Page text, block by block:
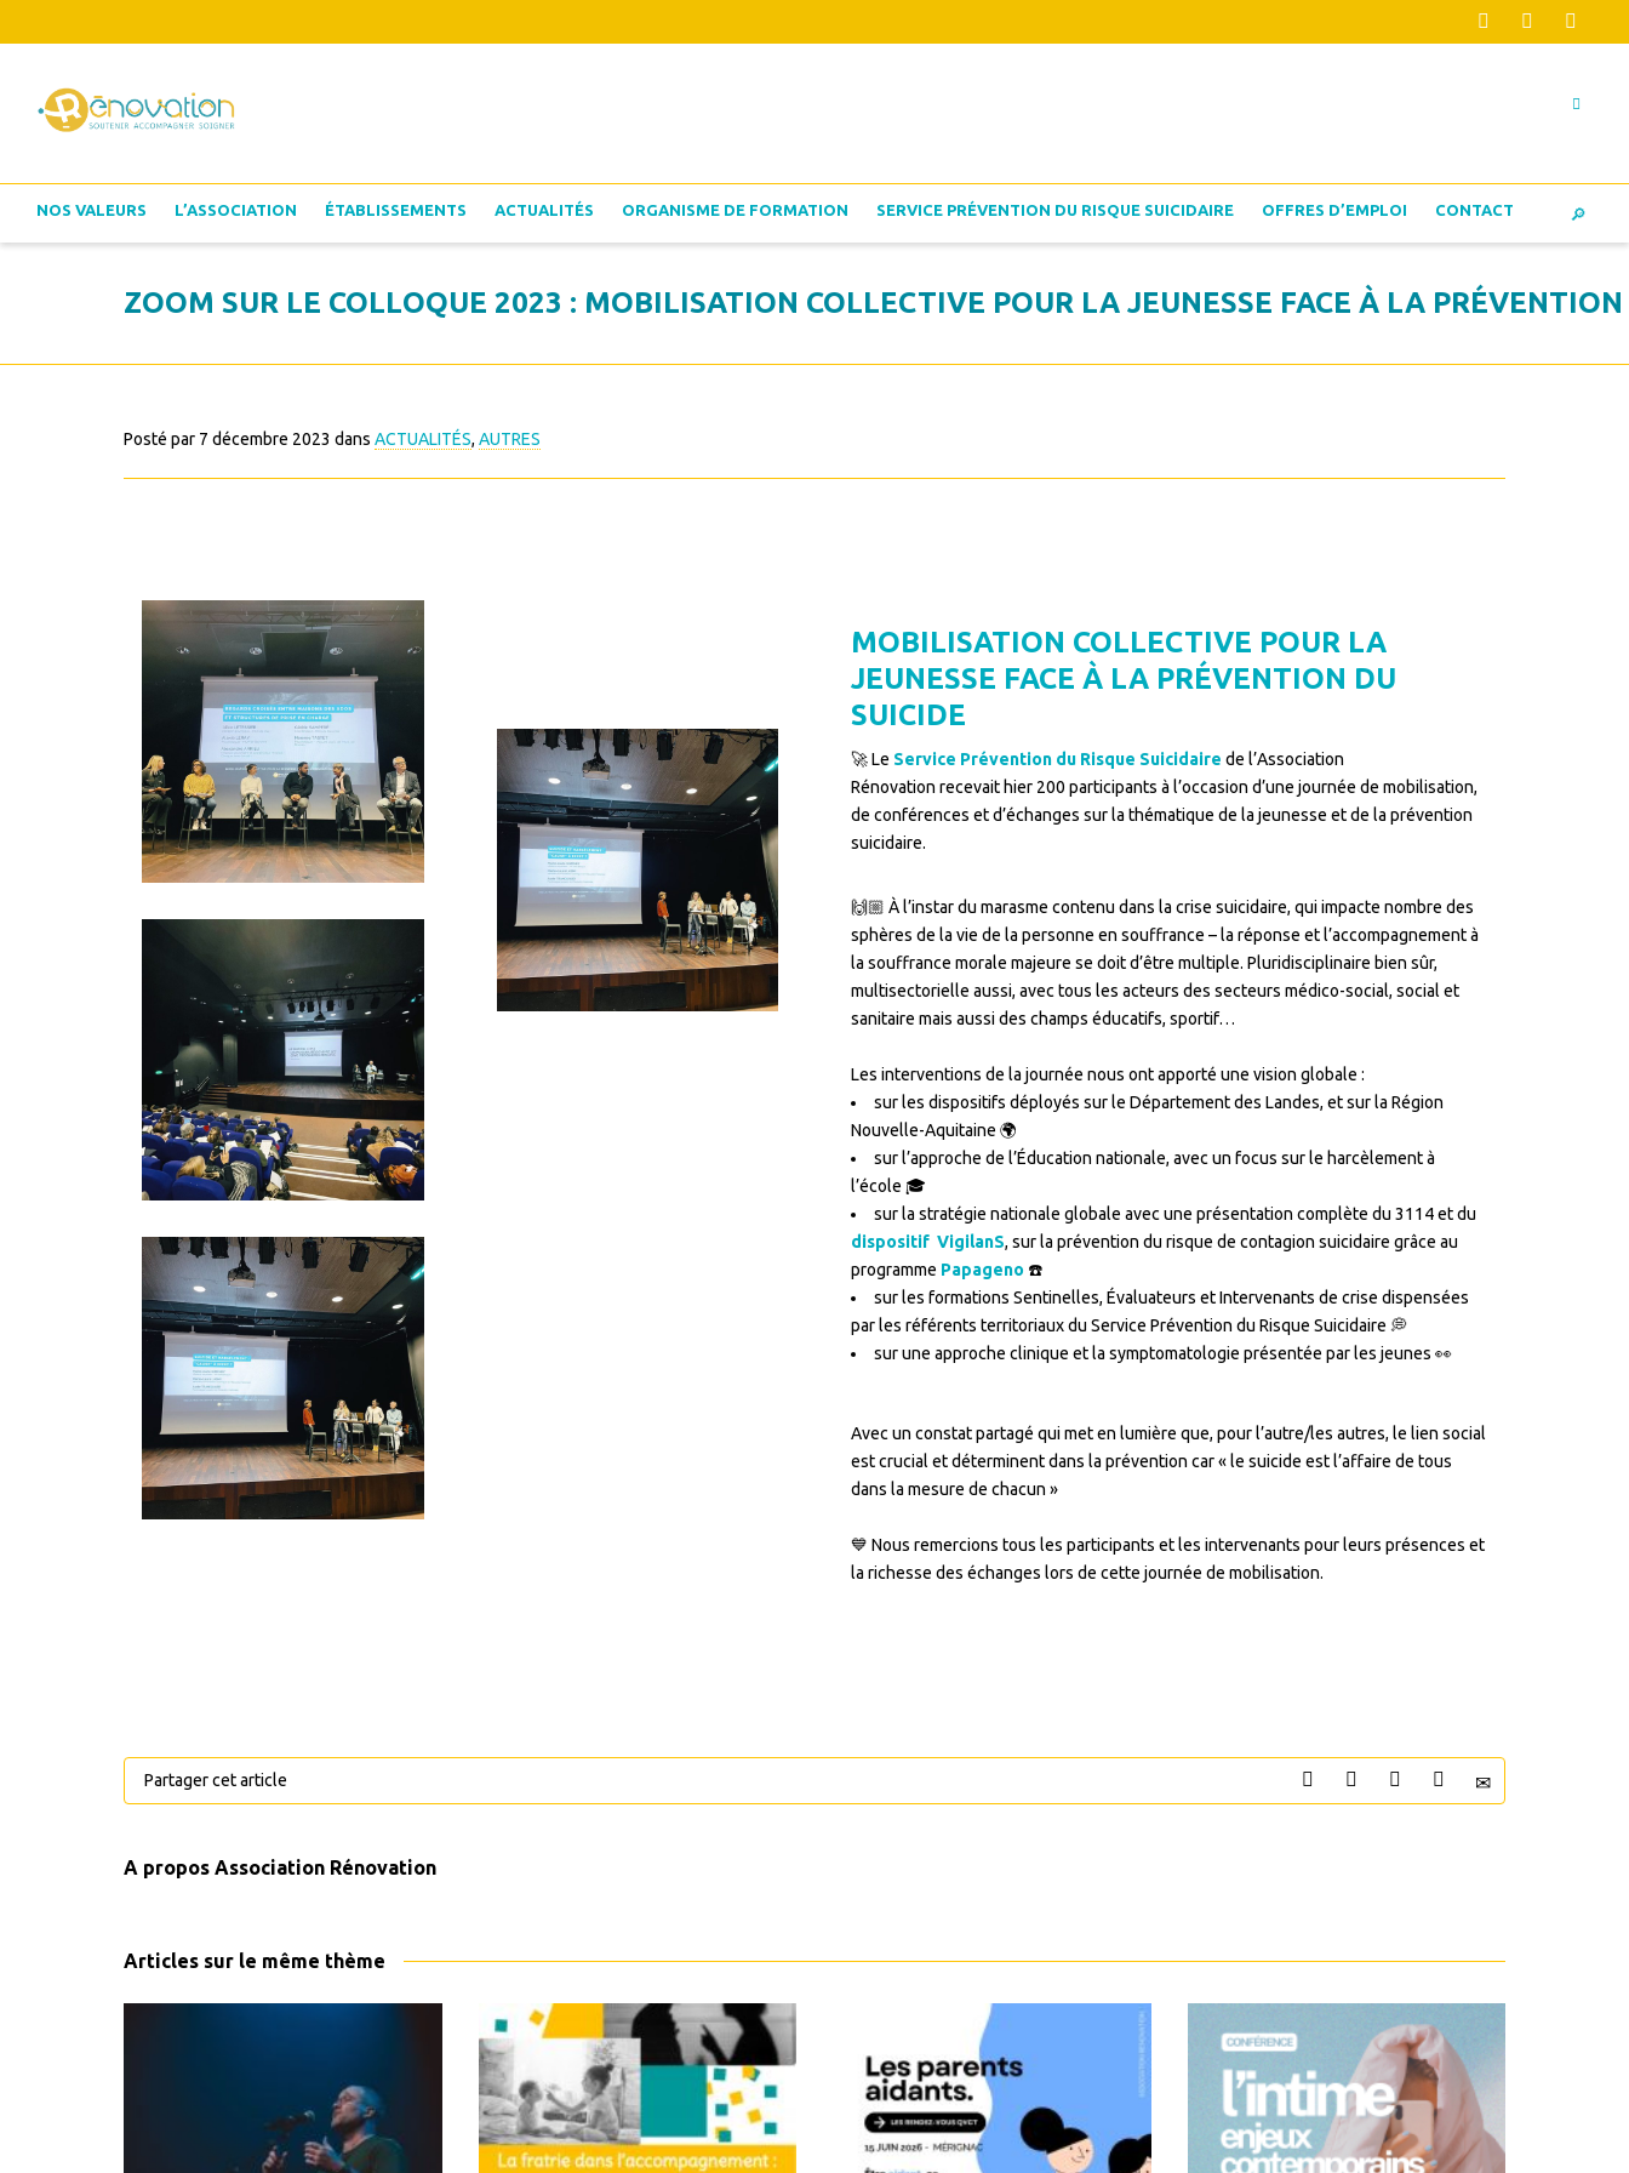
NOS VALEURS L’ASSOCIATION ÉTABLISSEMENTS ACTUALITÉS ORGANISME DE FORMATION SERVICE PRÉVENTION DU RISQUE SUICIDAIRE OFFRES D’EMPLOI CONTACT
ZOOM SUR LE COLLOQUE 2023 : MOBILISATION COLLECTIVE POUR LA JEUNESSE FACE À LA
Posté par 7 décembre 2023 dans ACTUALITÉS, AUTRES
MOBILISATION COLLECTIVE POUR LA
JEUNESSE FACE À LA PRÉVENTION DU
SUICIDE
🚀 Le Service Prévention du Risque Suicidaire de l’Association
Rénovation recevait hier 200 participants à l’occasion d’une journée de mobilisation,
de conférences et d’échanges sur la thématique de la jeunesse et de la prévention
suicidaire.
🙌🏼 À l’instar du marasme contenu dans la crise suicidaire, qui impacte nombre des
sphères de la vie de la personne en souffrance – la réponse et l’accompagnement à
la souffrance morale majeure se doit d’être multiple. Pluridisciplinaire bien sûr,
multisectorielle aussi, avec tous les acteurs des secteurs médico-social, social et
sanitaire mais aussi des champs éducatifs, sportif…
Les interventions de la journée nous ont apporté une vision globale :
sur les dispositifs déployés sur le Département des Landes, et sur la Région
Nouvelle-Aquitaine 🌍
sur l’approche de l’Éducation nationale, avec un focus sur le harcèlement à
l’école 🎓
sur la stratégie nationale globale avec une présentation complète du 3114 et du
dispositif VigilanS, sur la prévention du risque de contagion suicidaire grâce au
programme Papageno ☎️
sur les formations Sentinelles, Évaluateurs et Intervenants de crise dispensées
par les référents territoriaux du Service Prévention du Risque Suicidaire 💭
sur une approche clinique et la symptomatologie présentée par les jeunes 👀
Avec un constat partagé qui met en lumière que, pour l’autre/les autres, le lien social
est crucial et déterminent dans la prévention car « le suicide est l’affaire de tous
dans la mesure de chacun »
💙 Nous remercions tous les participants et les intervenants pour leurs présences et
la richesse des échanges lors de cette journée de mobilisation.
Partager cet article
A propos Association Rénovation
Articles sur le même thème